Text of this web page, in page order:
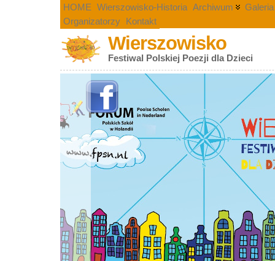
HOME Wierszowisko-Historia Archiwum
Galeria
Organizatorzy Kontakt
Wierszowisko
Festiwal Polskiej Poezji dla Dzieci